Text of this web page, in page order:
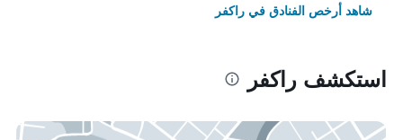
شاهد أرخص الفنادق في راكفر
استكشف راكفر